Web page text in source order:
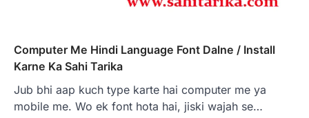
Computer Me Hindi Language Font Dalne / Install
Karne Ka Sahi Tarika
Jub bhi aap kuch type karte hai computer me ya
mobile me. Wo ek font hota hai, jiski wajah se…